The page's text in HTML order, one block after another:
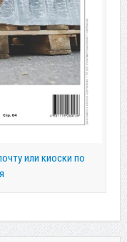
или киоски по